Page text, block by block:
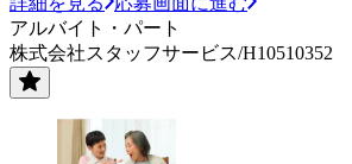
アルバイト・パート
株式会社スタッフサービス/H10510352